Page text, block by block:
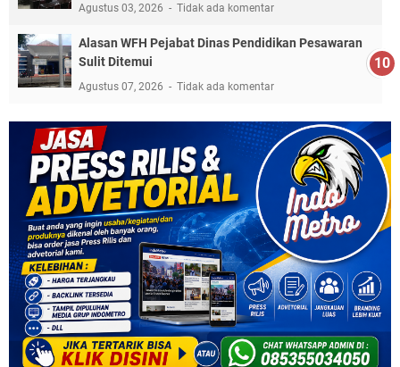
Agustus 03, 2026 Tidak ada komentar
Alasan WFH Pejabat Dinas Pendidikan Pesawaran
Sulit Ditemui
Agustus 07, 2026 Tidak ada komentar